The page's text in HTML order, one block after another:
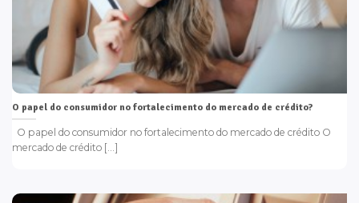
O papel do consumidor no fortalecimento do mercado de crédito?
O papel do consumidor no fortalecimento do mercado de crédito O
mercado de crédito [...]